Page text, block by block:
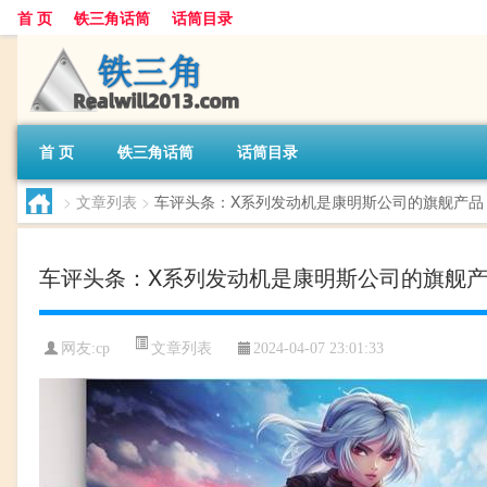
首 页 铁三角话筒 话筒目录
首 页 铁三角话筒 话筒目录
> 文章列表 > 车评头条：X系列发动机是康明斯公司的旗舰产品
车评头条：X系列发动机是康明斯公司的旗舰
网友:cp 文章列表 2024-04-07 23:01:33